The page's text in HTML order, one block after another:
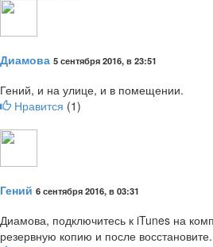
Диамова 5 сентября 2016, в 23:51
Гений, и на улице, и в помещении.
Нравится (1)
Гений 6 сентября 2016, в 03:31
Диамова, подключитесь к iTunes на
резервную копию и после восстановите.